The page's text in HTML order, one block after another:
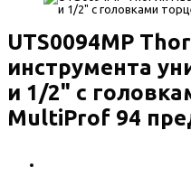
UTS0094MP
инструмента
и 1/2" с
MultiProf 94